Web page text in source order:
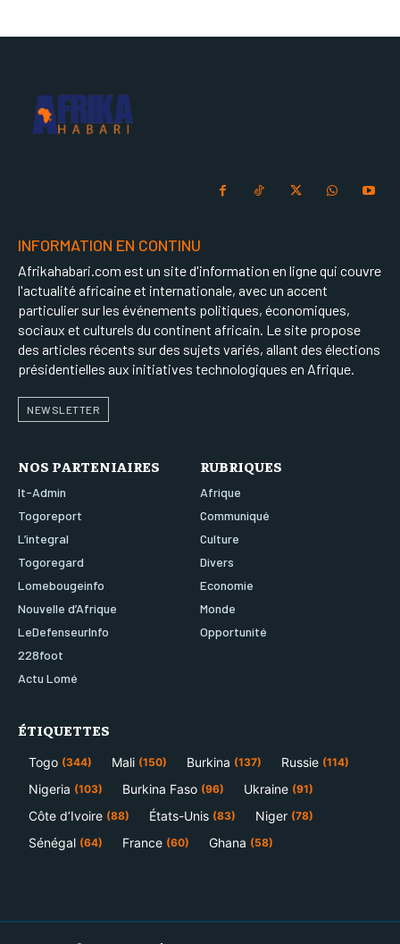
INFORMATION EN CONTINU
Afrikahabari.com est un site d'information en ligne qui couvre
l'actualité africaine et internationale, avec un accent
particulier sur les événements politiques, économiques,
sociaux et culturels du continent africain. Le site propose
des articles récents sur des sujets variés, allant des élections
présidentielles aux initiatives technologiques en Afrique.
NEWSLETTER
NOS PARTENIAIRES
It-Admin
Togoreport
L’integral
Togoregard
Lomebougeinfo
Nouvelle d’Afrique
LeDefenseurInfo
228foot
Actu Lomé
RUBRIQUES
Afrique
Communiqué
Culture
Divers
Economie
Monde
Opportunité
ÉTIQUETTES
Togo (344) Mali (150) Burkina (137) Russie (114)
Nigeria (103) Burkina Faso (96) Ukraine (91)
Côte d’Ivoire (88) États-Unis (83) Niger (78)
Sénégal (64) France (60) Ghana (58)